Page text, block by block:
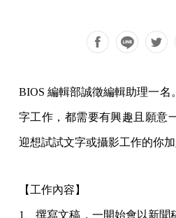
BIOS 編輯部誠徵編輯助理一名
字工作，都需要有興趣且願意
迎想試試文字或攝影工作的你加
【工作內容】
1、撰寫文稿，一開始會以新聞